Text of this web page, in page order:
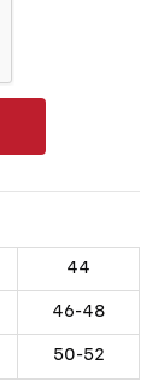
44
46-48
50-52